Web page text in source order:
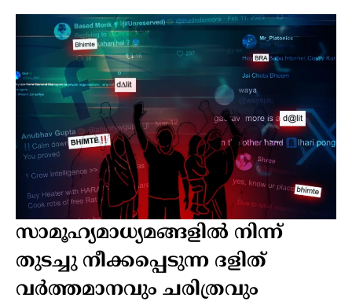
സാമൂഹ്യമാധ്യമങ്ങളില്‍ നിന്ന്
തുടച്ചു നീക്കപ്പെടുന്ന ദളിത്
വർത്തമാനവും ചരിത്രവും